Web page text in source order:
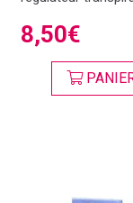
8,50€